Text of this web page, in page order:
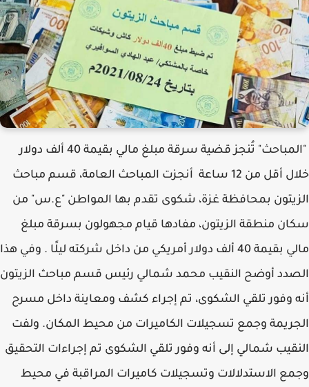
"المباحث" تُنجز قضية سرقة مبلغ مالي بقيمة 40 ألف دولار
خلال أقل من 12 ساعة أنجزت المباحث العامة، قسم مباحث
الزيتون بمحافظة غزة، شكوى تقدم بها المواطن "ع.س" من
سكان منطقة الزيتون، مفادها قيام مجهولون بسرقة مبلغ
مالي بقيمة 40 ألف دولار أمريكي من داخل شركته ليلًا . وفي هذا
الصدد أوضح النقيب محمد شمالي رئيس قسم مباحث الزيتون
أنه وفور تلقي الشكوى، تم إجراء كشف ومعاينة داخل مسرح
الجريمة وجمع تسجيلات الكاميرات من محيط المكان. ولفت
النقيب شمالي إلى أنه وفور تلقي الشكوى تم إجراءات التحقيق
وجمع الاستدلالات وتسجيلات كاميرات المراقبة في محيط